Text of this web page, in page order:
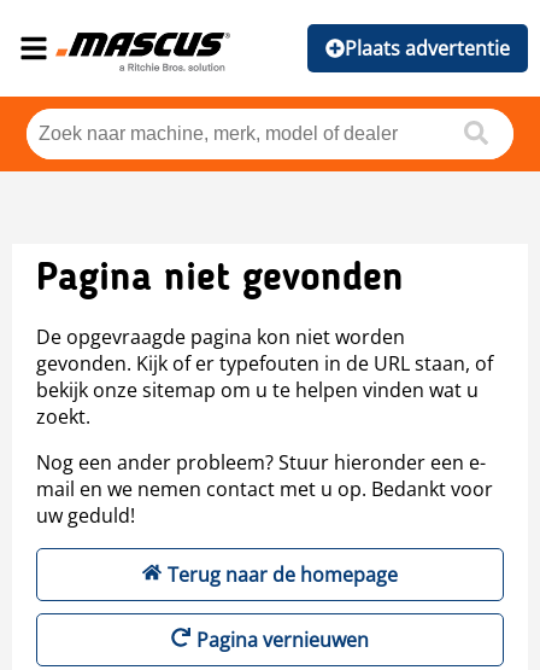
Plaats advertentie
Pagina niet gevonden
De opgevraagde pagina kon niet worden
gevonden. Kijk of er typefouten in de URL staan, of
bekijk onze sitemap om u te helpen vinden wat u
zoekt.
Nog een ander probleem? Stuur hieronder een e-
mail en we nemen contact met u op. Bedankt voor
uw geduld!
Terug naar de homepage
Pagina vernieuwen